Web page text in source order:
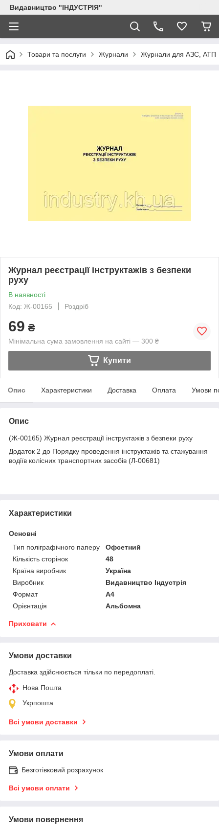
Видавництво "ІНДУСТРІЯ"
Товари та послуги Журнали Журнали для АЗС, АТП
Журнал реєстрації інструктажів з безпеки
руху
В наявності
Код: Ж-00165
Роздріб
69 ₴
Мінімальна сума замовлення на сайті — 300 ₴
Купити
Опис Характеристики Доставка Оплата Умови
Опис
(Ж-00165) Журнал реєстрації інструктажів з безпеки руху
Додаток 2 до Порядку проведення інструктажів та стажування
водіїв колісних транспортних засобів (Л-00681)
Характеристики
Основні
Тип поліграфічного паперу
Офсетний
Кількість сторінок
48
Країна виробник
Україна
Виробник
Видавництво Індустрія
Формат
A4
Орієнтація
Альбомна
Приховати
Умови доставки
Доставка здійснюється тільки по передоплаті.
Нова Пошта
Укрпошта
Всі умови доставки
Умови оплати
Безготівковий розрахунок
Всі умови оплати
Умови повернення